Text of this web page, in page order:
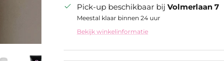
Pick-up beschikbaar bij Volmerlaan 7
Meestal klaar binnen 24 uur
Bekijk winkelinformatie